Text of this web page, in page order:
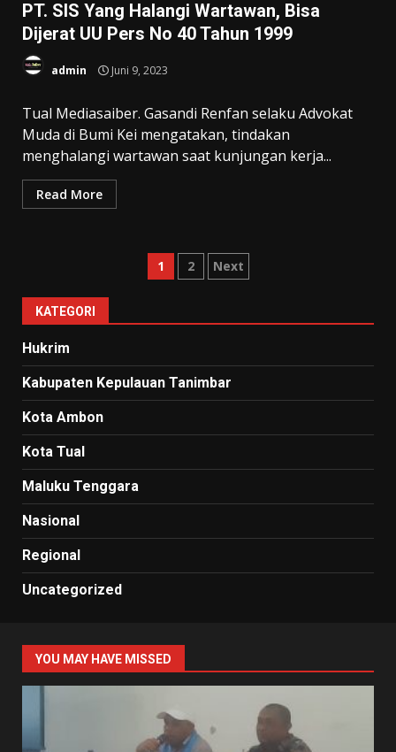
PT. SIS Yang Halangi Wartawan, Bisa
Dijerat UU Pers No 40 Tahun 1999
admin Juni 9, 2023
Tual Mediasaiber. Gasandi Renfan selaku Advokat
Muda di Bumi Kei mengatakan, tindakan
menghalangi wartawan saat kunjungan kerja...
Read More
Paginasi
1 2 Next
KATEGORI
Hukrim
Kabupaten Kepulauan Tanimbar
Kota Ambon
Kota Tual
Maluku Tenggara
Nasional
Regional
Uncategorized
YOU MAY HAVE MISSED